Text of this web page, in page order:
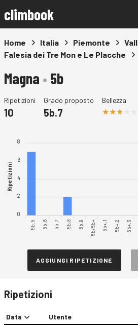
climbook
Home Italia Piemonte
Falesia dei Tre Mon e Le Placche
Magna • 5b
Ripetizioni
10
Grado proposto
5b.7
Bellezza
8
6
4
2
0
Ripetizioni
5b.5 5b.6 5b.7 5b.8 5b.9 5b/5b+ 5b+.1 5b+.2 5b+.3
AGGIUNGI RIPETIZIONE
Ripetizioni
Data Utente